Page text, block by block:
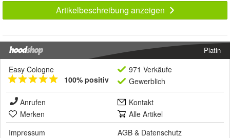
Artikelbeschreibung anzeigen
Platin
Easy Cologne
100% positiv
971 Verkäufe
Gewerblich
Anrufen
Kontakt
Merken
Alle Artikel
Impressum
AGB & Datenschutz